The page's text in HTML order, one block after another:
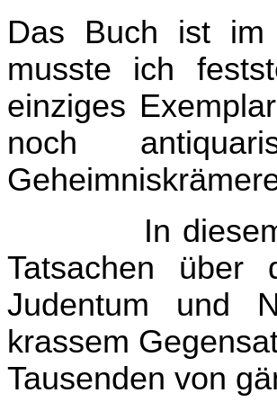
Das Buch ist im
musste ich
einziges
noch
In
Tatsachen über
Judentum und
krassem
Tausenden von